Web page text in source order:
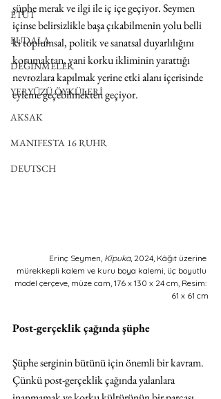
ETÜT
BUDALA
DEĞİNMELER
YERYÜZÜ ÖYKÜLERİ
AKSAK
MANIFESTA 16 RUHR
DEUTSCH
şüphe merak ve ilgi ile iç içe geçiyor. Seymen
içinse belirsizlikle başa çıkabilmenin yolu belli
ki toplumsal, politik ve sanatsal duyarlılığını
korumaktan, yani korku ikliminin yarattığı
nevrozlara kapılmak yerine etki alanı içerisinde
eyleme geçebilmekten geçiyor.
Erinç Seymen, Kīpuka, 2024, Kâğıt üzerine
mürekkepli kalem ve kuru boya kalemi, üç boyutlu
model çerçeve, müze cam, 176 x 130 x 24 cm, Resim:
61 x 61 cm
Post-gerçeklik çağında şüphe
Şüphe serginin bütünü için önemli bir kavram.
Çünkü post-gerçeklik çağında yalanlara